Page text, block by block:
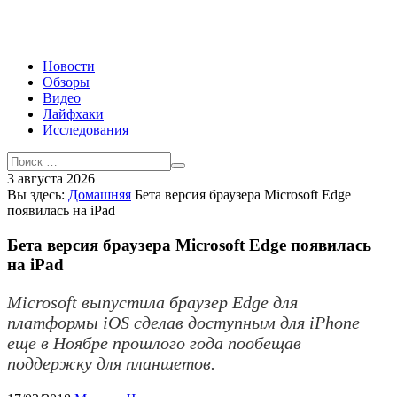
Новости
Обзоры
Видео
Лайфхаки
Исследования
3 августа 2026
Вы здесь: Домашняя Бета версия браузера Microsoft Edge
появилась на iPad
Бета версия браузера Microsoft Edge появилась
на iPad
Microsoft выпустила браузер Edge для
платформы iOS сделав доступным для iPhone
еще в Ноябре прошлого года пообещав
поддержку для планшетов.